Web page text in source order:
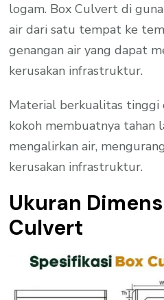
logam. Box Culvert di
air dari satu tempat ke
genangan air yang dapat
kerusakan infrastruktur.
Material berkualitas tinggi
kokoh membuatnya tahan
mengalirkan air,
kerusakan infrastruktur.
Ukuran
Culvert